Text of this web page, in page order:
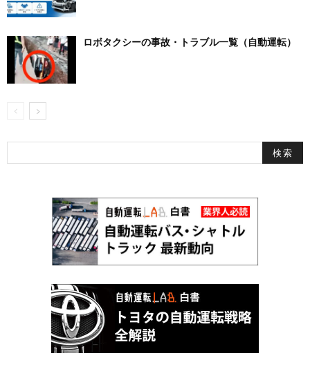
ロボタクシーの事故・トラブル一覧（自動運転）